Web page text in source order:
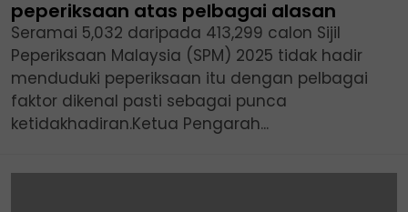
peperiksaan atas pelbagai alasan
Seramai 5,032 daripada 413,299 calon Sijil
Peperiksaan Malaysia (SPM) 2025 tidak hadir
menduduki peperiksaan itu dengan pelbagai
faktor dikenal pasti sebagai punca
ketidakhadiran.Ketua Pengarah...